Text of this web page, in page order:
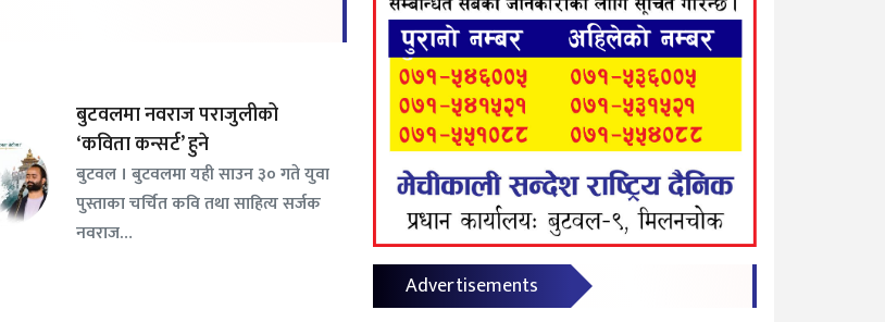
बुटवलमा नवराज पराजुलीको
‘कविता कन्सर्ट’ हुने
बुटवल । बुटवलमा यही साउन ३० गते युवा
पुस्ताका चर्चित कवि तथा साहित्य सर्जक
नवराज…
Advertisements